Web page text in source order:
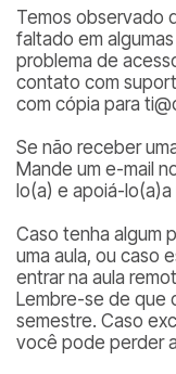
Temos observado
faltado em
problema de
contato com
com cópia para
Se não receber
Mande um e-mail
lo(a) e apoiá-lo(a)a
Caso tenha algum
uma aula, ou caso
entrar na aula
Lembre-se de que
semestre. Caso
você pode perder